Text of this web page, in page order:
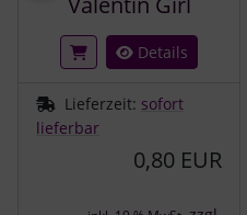
Details
Lieferzeit: sofort
lieferbar
0,80 EUR